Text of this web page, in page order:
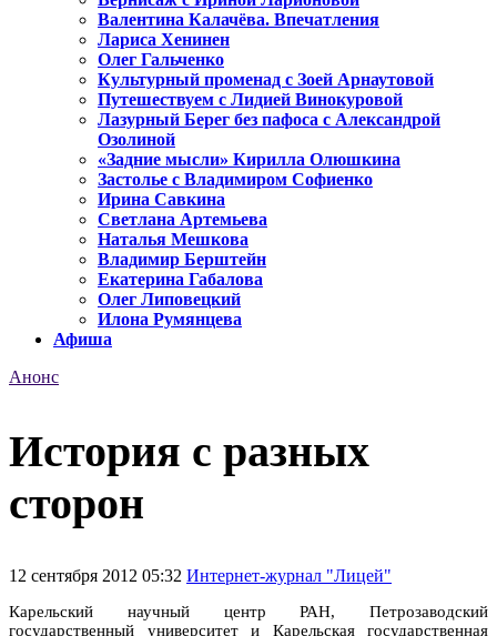
Валентина Калачёва. Впечатления
Лариса Хенинен
Олег Гальченко
Культурный променад с Зоей Арнаутовой
Путешествуем с Лидией Винокуровой
Лазурный Берег без пафоса с Александрой
Озолиной
«Задние мысли» Кирилла Олюшкина
Застолье с Владимиром Софиенко
Ирина Савкина
Светлана Артемьева
Наталья Мешкова
Владимир Берштейн
Екатерина Габалова
Олег Липовецкий
Илона Румянцева
Афиша
Анонс
История с разных
сторон
12 сентября 2012 05:32 Интернет-журнал "Лицей"
Карельский научный центр РАН, Петрозаводский
государственный университет и Карельская государственная